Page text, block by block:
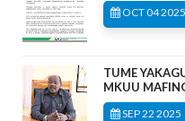
OCT 04 2025
TUME
MKUU
SEP 22 2025